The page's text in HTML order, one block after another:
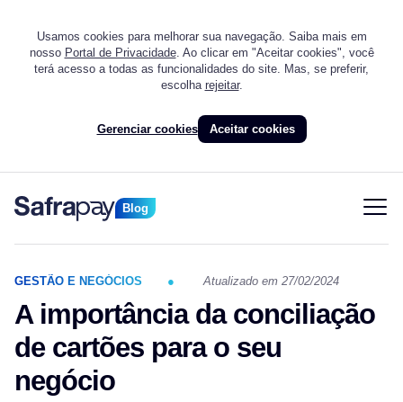
Usamos cookies para melhorar sua navegação. Saiba mais em
nosso Portal de Privacidade. Ao clicar em "Aceitar cookies", você
terá acesso a todas as funcionalidades do site. Mas, se preferir,
escolha rejeitar.
Gerenciar cookies Aceitar cookies
Blog
GESTÃO E NEGÓCIOS Atualizado em 27/02/2024
A importância da conciliação
de cartões para o seu
negócio